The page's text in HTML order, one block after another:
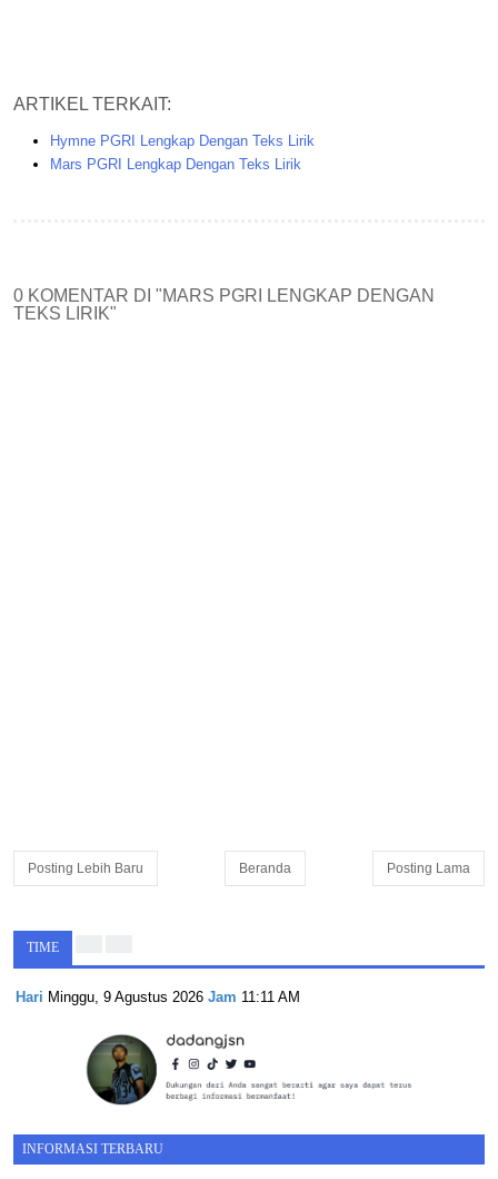
ARTIKEL TERKAIT:
Hymne PGRI Lengkap Dengan Teks Lirik
Mars PGRI Lengkap Dengan Teks Lirik
0 KOMENTAR DI "MARS PGRI LENGKAP DENGAN
TEKS LIRIK"
Posting Lebih Baru Posting Lama
Beranda
TIME
Hari Minggu, 9 Agustus 2026 Jam 11:11 AM
INFORMASI TERBARU